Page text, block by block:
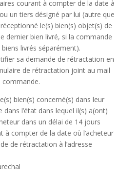
courant à compter de la date à
un tiers désigné par lui (autre que
le(s) bien(s) objet(s) de
dernier bien livré, si la commande
livrés séparément).
sa demande de rétractation en
de rétractation joint au mail
commande.
bien(s) concerné(s) dans leur
dans l’état dans lequel il(s) a(ont)
dans un délai de 14 jours
à compter de la date où l’acheteur
de rétractation à l’adresse